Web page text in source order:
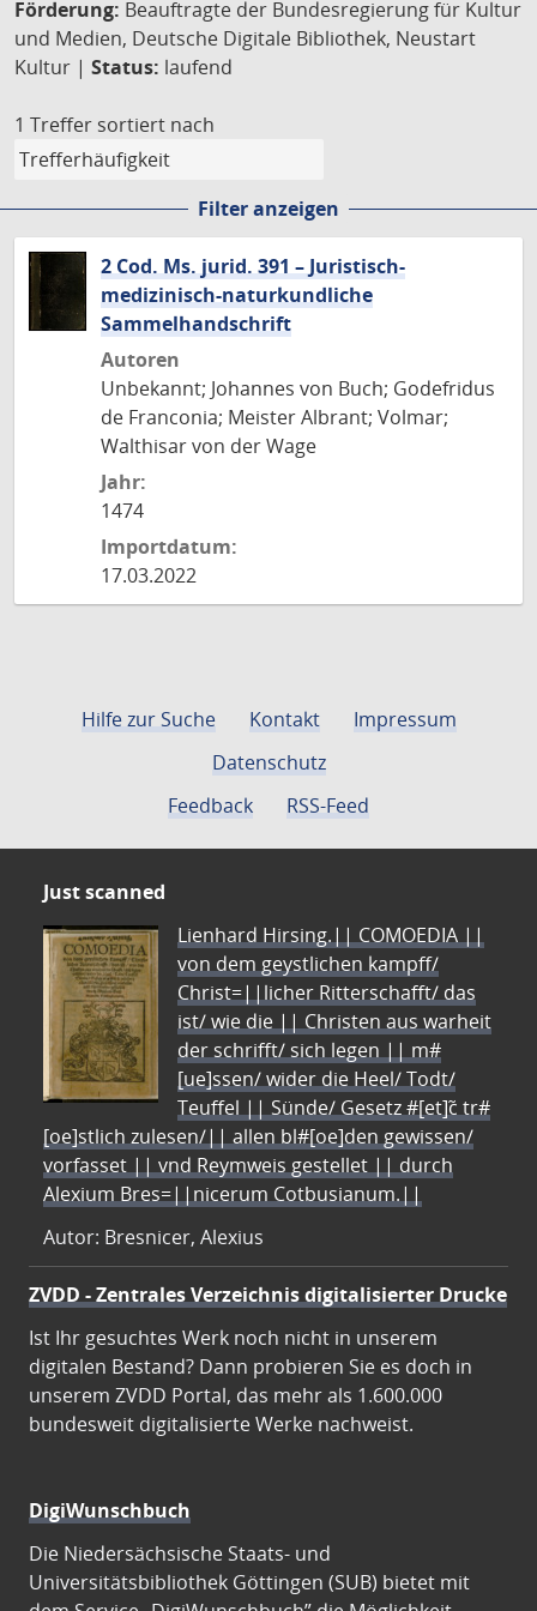
Förderung: Beauftragte der Bundesregierung für Kultur
und Medien, Deutsche Digitale Bibliothek, Neustart
Kultur | Status: laufend
1 Treffer sortiert nach
Filter anzeigen
2 Cod. Ms. jurid. 391 – Juristisch-
medizinisch-naturkundliche
Sammelhandschrift
Autoren
Unbekannt; Johannes von Buch; Godefridus
de Franconia; Meister Albrant; Volmar;
Walthisar von der Wage
Jahr:
1474
Importdatum:
17.03.2022
Hilfe zur Suche Kontakt
Impressum
Datenschutz
Feedback
RSS-Feed
Just scanned
Lienhard Hirsing.|| COMOEDIA ||
von dem geystlichen kampff/
Christ=||licher Ritterschafft/ das
ist/ wie die || Christen aus warheit
der schrifft/ sich legen || m#
[ue]ssen/ wider die Heel/ Todt/
Teuffel || Sünde/ Gesetz #[et]c̃ tr#
[oe]stlich zulesen/|| allen bl#[oe]den gewissen/
vorfasset || vnd Reymweis gestellet || durch
Alexium Bres=||nicerum Cotbusianum.||
Autor: Bresnicer, Alexius
ZVDD - Zentrales Verzeichnis digitalisierter Drucke
Ist Ihr gesuchtes Werk noch nicht in unserem
digitalen Bestand? Dann probieren Sie es doch in
unserem ZVDD Portal, das mehr als 1.600.000
bundesweit digitalisierte Werke nachweist.
DigiWunschbuch
Die Niedersächsische Staats- und
Universitätsbibliothek Göttingen (SUB) bietet mit